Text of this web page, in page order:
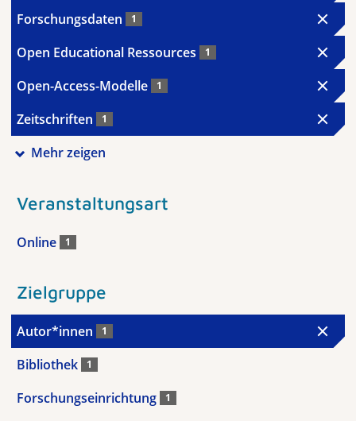
Forschungsdaten 1
Open Educational Ressources 1
Open-Access-Modelle 1
Zeitschriften 1
Mehr zeigen
Veranstaltungsart
Online 1
Zielgruppe
Autor*innen 1
Bibliothek 1
Forschungseinrichtung 1